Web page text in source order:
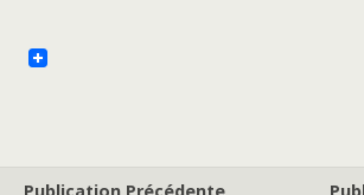
Publication Précédente